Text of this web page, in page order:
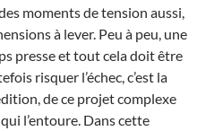
moments de tension aussi,
à lever. Peu à peu, une
presse et tout cela doit être
risquer l’échec, c’est la
de ce projet complexe
l’entoure. Dans cette